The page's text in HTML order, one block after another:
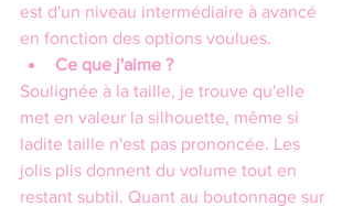
est d'un niveau intermédiaire à avancé
en fonction des options voulues.
Ce que j'aime ?
Soulignée à la taille, je trouve qu'elle
met en valeur la silhouette, même si
ladite taille n'est pas prononcée. Les
jolis plis donnent du volume tout en
restant subtil. Quant au boutonnage sur